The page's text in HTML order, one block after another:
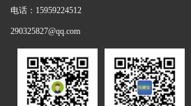
电话：15959224512
290325827@qq.com